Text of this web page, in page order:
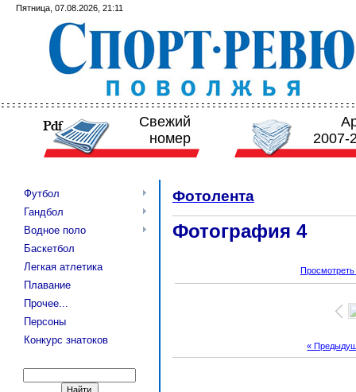
Пятница, 07.08.2026, 21:11
Свежий
номер
2007-
Футбол
Гандбол
Водное поло
Баскетбол
Легкая атлетика
Плавание
Прочее...
Персоны
Конкурс знатоков
Фотолента
Фотография 4
«